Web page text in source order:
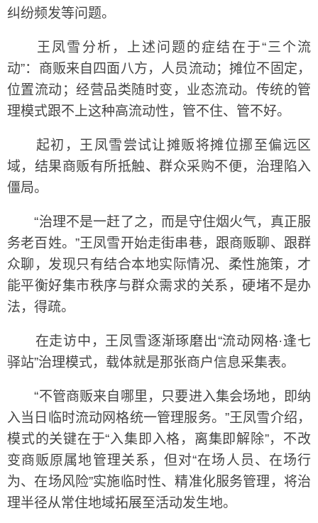
纠纷频发等问题。
王凤雪分析，上述问题的症结在于“三个流
动”：商贩来自四面八方，人员流动；摊位不固定，
位置流动；经营品类随时变，业态流动。传统的管
理模式跟不上这种高流动性，管不住、管不好。
起初，王凤雪尝试让摊贩将摊位挪至偏远区
域，结果商贩有所抵触、群众采购不便，治理陷入
僵局。
“治理不是一赶了之，而是守住烟火气，真正服
务老百姓。”王凤雪开始走街串巷，跟商贩聊、跟群
众聊，发现只有结合本地实际情况、柔性施策，才
能平衡好集市秩序与群众需求的关系，硬堵不是办
法，得疏。
在走访中，王凤雪逐渐琢磨出“流动网格·逢七
驿站”治理模式，载体就是那张商户信息采集表。
“不管商贩来自哪里，只要进入集会场地，即纳
入当日临时流动网格统一管理服务。”王凤雪介绍，
模式的关键在于“入集即入格，离集即解除”，不改
变商贩原属地管理关系，但对“在场人员、在场行
为、在场风险”实施临时性、精准化服务管理，将治
理半径从常住地域拓展至活动发生地。